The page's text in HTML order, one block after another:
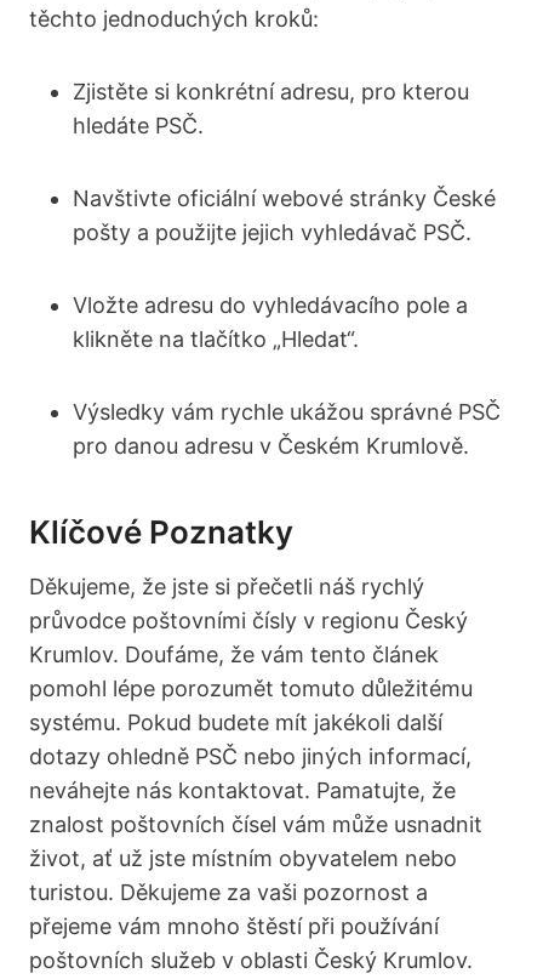
těchto jednoduchých kroků:
Zjistěte si konkrétní adresu, pro kterou
hledáte PSČ.
Navštivte oficiální webové stránky České
pošty a použijte jejich vyhledávač PSČ.
Vložte adresu do vyhledávacího pole a
klikněte na tlačítko „Hledat“.
Výsledky vám rychle ukážou správné PSČ
pro danou adresu v Českém Krumlově.
Klíčové Poznatky
Děkujeme, že jste si přečetli náš rychlý
průvodce poštovními čísly v regionu Český
Krumlov. Doufáme, že vám tento článek
pomohl lépe porozumět tomuto důležitému
systému. Pokud budete mít jakékoli další
dotazy ohledně PSČ nebo jiných informací,
neváhejte nás kontaktovat. Pamatujte, že
znalost poštovních čísel vám může usnadnit
život, ať už jste místním obyvatelem nebo
turistou. Děkujeme za vaši pozornost a
přejeme vám mnoho štěstí při používání
poštovních služeb v oblasti Český Krumlov.